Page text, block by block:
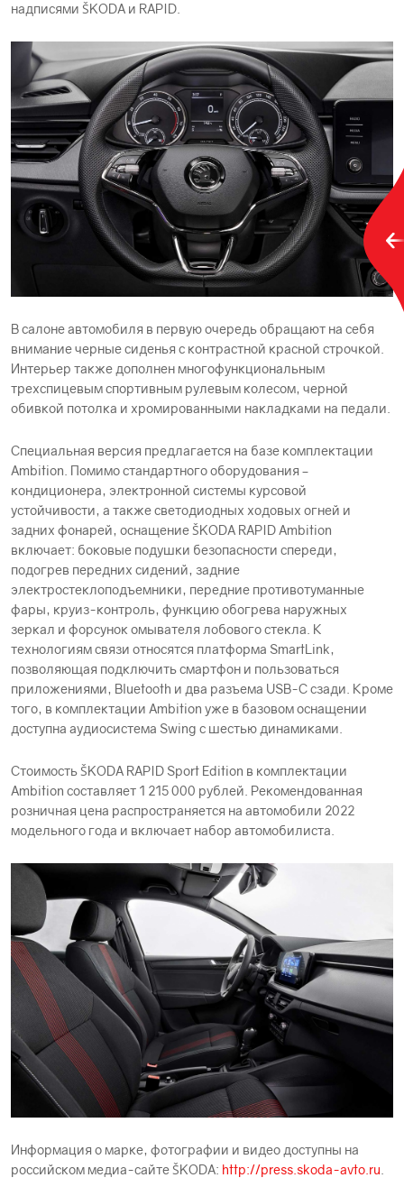
надписями ŠKODА и RAPID.
В салоне автомобиля в первую очередь обращают на себя
внимание черные сиденья с контрастной красной строчкой.
Интерьер также дополнен многофункциональным
трехспицевым спортивным рулевым колесом, черной
обивкой потолка и хромированными накладками на педали.
Специальная версия предлагается на базе комплектации
Ambition. Помимо стандартного оборудования –
кондиционера, электронной системы курсовой
устойчивости, а также светодиодных ходовых огней и
задних фонарей, оснащение ŠKODА RAPID Ambition
включает: боковые подушки безопасности спереди,
подогрев передних сидений, задние
электростеклоподъемники, передние противотуманные
фары, круиз-контроль, функцию обогрева наружных
зеркал и форсунок омывателя лобового стекла. К
технологиям связи относятся платформа SmartLink,
позволяющая подключить смартфон и пользоваться
приложениями, Bluetooth и два разъема USB-C сзади. Кроме
того, в комплектации Ambition уже в базовом оснащении
доступна аудиосистема Swing с шестью динамиками.
Стоимость ŠKODА RAPID Sport Edition в комплектации
Ambition составляет 1 215 000 рублей. Рекомендованная
розничная цена распространяется на автомобили 2022
модельного года и включает набор автомобилиста.
Информация о марке, фотографии и видео доступны на
российском медиа-сайте ŠKODА: http://press.skoda-avto.ru